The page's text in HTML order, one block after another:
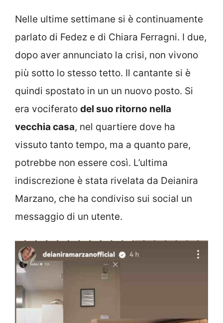
Nelle ultime settimane si è continuamente
parlato di Fedez e di Chiara Ferragni. I due,
dopo aver annunciato la crisi, non vivono
più sotto lo stesso tetto. Il cantante si è
quindi spostato in un un nuovo posto. Si
era vociferato del suo ritorno nella
vecchia casa, nel quartiere dove ha
vissuto tanto tempo, ma a quanto pare,
potrebbe non essere così. L’ultima
indiscrezione è stata rivelata da Deianira
Marzano, che ha condiviso sui social un
messaggio di un utente.